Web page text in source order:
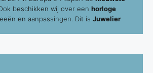
beschikken wij over een horloge
en aanpassingen. Dit is Juwelier